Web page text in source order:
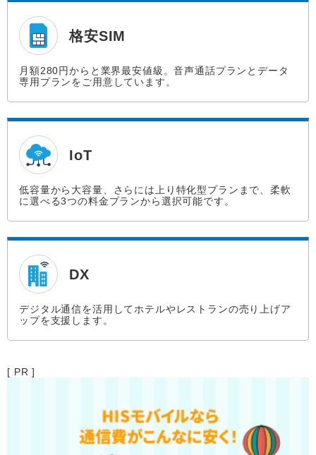
格安SIM
月額280円からと業界最安値級。音声通話プランとデータ
専用プランをご用意しています。
IoT
低容量から大容量、さらには上り特化型プランまで、柔軟
に選べる3つの料金プランから選択可能です。
DX
デジタル通信を活用してホテルやレストランの売り上げア
ップを支援します。
[ PR ]